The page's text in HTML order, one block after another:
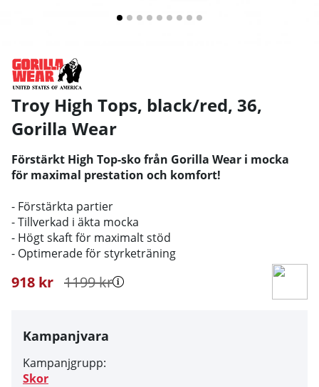
Troy High Tops, black/red, 36,
Gorilla Wear
Förstärkt High Top-sko från Gorilla Wear i mocka
för maximal prestation och komfort!
- Förstärkta partier
- Tillverkad i äkta mocka
- Högt skaft för maximalt stöd
- Optimerade för styrketräning
1199kr
918 kr
Kampanjvara
Kampanjgrupp:
Skor